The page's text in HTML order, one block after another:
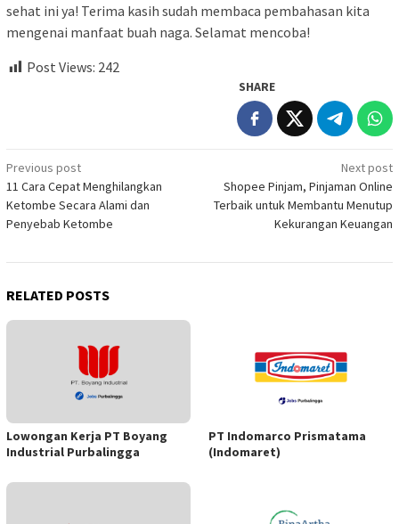
sehat ini ya! Terima kasih sudah membaca pembahasan kita
mengenai manfaat buah naga. Selamat mencoba!
Post Views: 242
SHARE
Post
navigation
Previous post
11 Cara Cepat Menghilangkan
Ketombe Secara Alami dan
Penyebab Ketombe
Next post
Shopee Pinjam, Pinjaman Online
Terbaik untuk Membantu Menutup
Kekurangan Keuangan
RELATED POSTS
Lowongan Kerja PT Boyang
Industrial Purbalingga
PT Indomarco Prismatama
(Indomaret)